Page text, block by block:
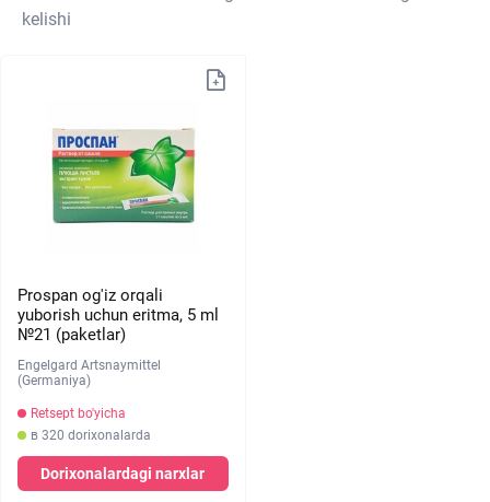
kelishi
Prospan og'iz orqali
yuborish uchun eritma, 5 ml
№21 (paketlar)
Engelgard Artsnaymittel
(Germaniya)
Retsept bo'yicha
в 320 dorixonalarda
Dorixonalardagi narxlar